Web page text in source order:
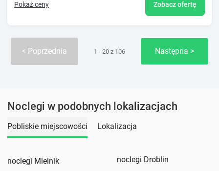
Pokaż ceny Zobacz ofertę
Poprzednia 1 - 20 z 106 Następna
Noclegi w podobnych lokalizacjach
Pobliskie miejscowości Lokalizacja
noclegi Mielnik
noclegi Droblin